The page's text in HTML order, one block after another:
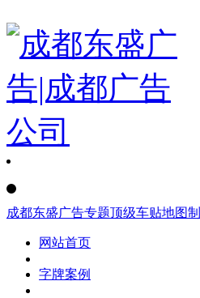
成都东盛广告专题顶级车贴地图
网站首页
字牌案例